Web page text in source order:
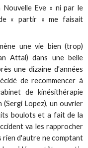
Eve » ni par le
« partir » me faisait
une vie bien (trop)
Attal) dans une belle
une dizaine d'années
de recommencer à
de kinésithérapie
Lopez), un ouvrier
boulots et a fait de la
va les rapprocher
rien d'autre ne comptant